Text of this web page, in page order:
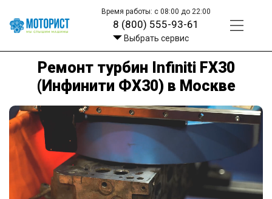
Время работы: с 08:00 до 22:00
8 (800) 555-93-61
Выбрать сервис
Ремонт турбин Infiniti FX30
(Инфинити ФХ30) в Москве